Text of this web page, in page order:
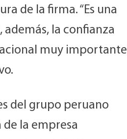
de la firma. “Es una
la confianza
muy importante
del grupo peruano
la empresa